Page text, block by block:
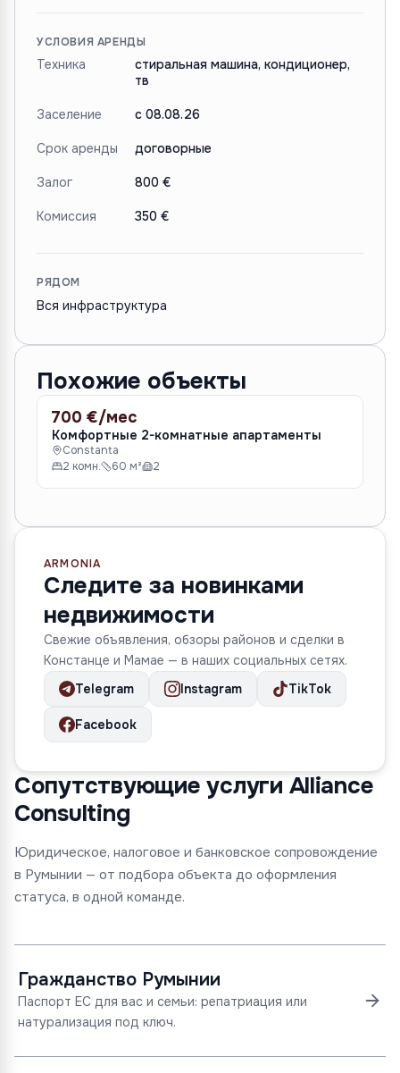
УСЛОВИЯ АРЕНДЫ
Техника
стиральная машина, кондиционер,
тв
Заселение с 08.08.26
Срок аренды договорные
Залог 800 €
Комиссия 350 €
РЯДОМ
Вся инфраструктура
Похожие объекты
АРЕНДА
700 €/мес
Комфортные 2-комнатные апартаменты
Constanta
2 комн.
60 м² 2
ARMONIA
Следите за новинками
недвижимости
Свежие объявления, обзоры районов и сделки в
Констанце и Мамае — в наших социальных сетях.
Telegram
Instagram TikTok
Facebook
Сопутствующие услуги Alliance
Consulting
Юридическое, налоговое и банковское сопровождение
в Румынии — от подбора объекта до оформления
статуса, в одной команде.
Гражданство Румынии
Паспорт ЕС для вас и семьи: репатриация или
натурализация под ключ.